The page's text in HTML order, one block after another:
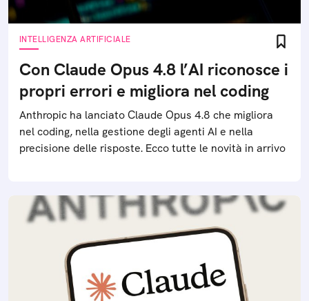
INTELLIGENZA ARTIFICIALE
Con Claude Opus 4.8 l’AI riconosce i
propri errori e migliora nel coding
Anthropic ha lanciato Claude Opus 4.8 che migliora
nel coding, nella gestione degli agenti AI e nella
precisione delle risposte. Ecco tutte le novità in arrivo